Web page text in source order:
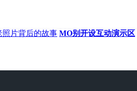
照片背后的故事 MO别开设互动演示区